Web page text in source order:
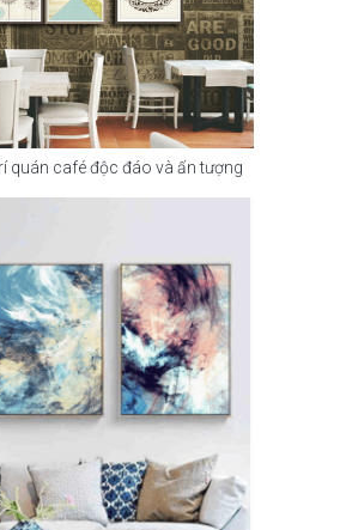
quán café độc đáo và ấn tượng